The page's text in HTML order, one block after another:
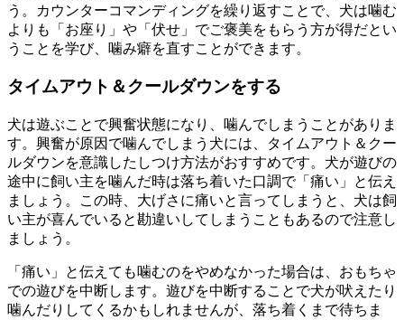
う。カウンターコマンディングを繰り返すことで、犬は噛む
よりも「お座り」や「伏せ」でご褒美をもらう方が得だとい
うことを学び、噛み癖を直すことができます。
タイムアウト＆クールダウンをする
犬は遊ぶことで興奮状態になり、噛んでしまうことがありま
す。興奮が原因で噛んでしまう犬には、タイムアウト＆クー
ルダウンを意識したしつけ方法がおすすめです。犬が遊びの
途中に飼い主を噛んだ時は落ち着いた口調で「痛い」と伝え
ましょう。この時、大げさに痛いと言ってしまうと、犬は飼
い主が喜んでいると勘違いしてしまうこともあるので注意し
ましょう。
「痛い」と伝えても噛むのをやめなかった場合は、おもちゃ
での遊びを中断します。遊びを中断することで犬が吠えたり
噛んだりしてくるかもしれませんが、落ち着くまで待ちま